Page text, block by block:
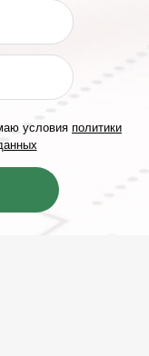
условия политики